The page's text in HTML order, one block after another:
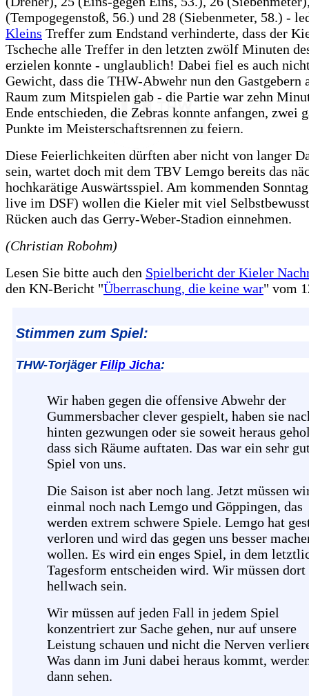
(Tempogegenstoß, 56.) und 28 (Siebenmeter, 58.) -
Kleins Treffer zum Endstand verhinderte, dass der
Tscheche alle Treffer in den letzten zwölf Minuten
erzielen konnte - unglaublich! Dabei fiel es auch
Gewicht, dass die THW-Abwehr nun den Gastgebern
Raum zum Mitspielen gab - die Partie war zehn
Ende entschieden, die Zebras konnte anfangen, zwei
Punkte im Meisterschaftsrennen zu feiern.
Diese Feierlichkeiten dürften aber nicht von langer
sein, wartet doch mit dem TBV Lemgo bereits das
hochkarätige Auswärtsspiel. Am kommenden
live im DSF) wollen die Kieler mit viel
Rücken auch das Gerry-Weber-Stadion einnehmen.
(Christian Robohm)
Lesen Sie bitte auch den Spielbericht der Kieler
den KN-Bericht "Überraschung, die keine war" vom
Stimmen zum Spiel:
THW-Torjäger Filip Jicha:
Wir haben gegen die offensive Abwehr der
Gummersbacher clever gespielt, haben sie
hinten gezwungen oder sie soweit heraus
dass sich Räume auftaten. Das war ein sehr
Spiel von uns.
Die Saison ist aber noch lang. Jetzt müssen
einmal noch nach Lemgo und Göppingen, das
werden extrem schwere Spiele. Lemgo hat
verloren und wird das gegen uns besser
wollen. Es wird ein enges Spiel, in dem
Tagesform entscheiden wird. Wir müssen dort
hellwach sein.
Wir müssen auf jeden Fall in jedem Spiel
konzentriert zur Sache gehen, nur auf unsere
Leistung schauen und nicht die Nerven
Was dann im Juni dabei heraus kommt,
dann sehen.